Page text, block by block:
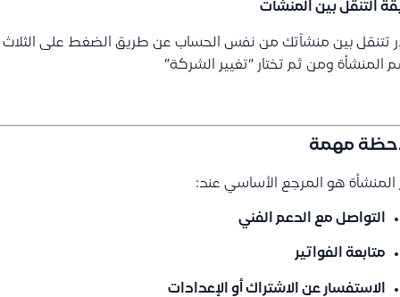
التنقل بين المنشات
تتنقل بين منشآتك من نفس الحساب عن طريق الضغط على الثلاث
المنشأة ومن ثم تختار “تغيير الشركة”
مهمة
المنشأة هو المرجع الأساسي عند:
التواصل مع الدعم الفني
متابعة الفواتير
الاستفسار عن الاشتراك أو الإعدادات